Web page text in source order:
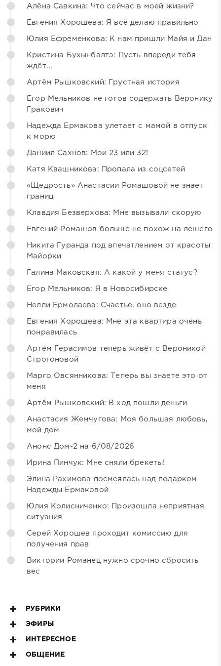
Алёна Савкина: Что сейчас в моей жизни?
Евгения Хорошева: Я всё делаю правильно
Юлия Ефременкова: К нам пришли Майя и Дан
Кристина Бухынбалтэ: Пусть впереди тебя
ждёт...
Артём Рышковский: Грустная история
Егор Мельников не готов содержать Веронику
Гракович
Надежда Ермакова улетает с мамой в отпуск
к морю
Даниил Сахнов: Мои 23 или 32!
Катя Квашникова: Пропала из соцсетей
«Щедрость» Анастасии Ромашовой не знает
границ
Клавдия Безверхова: Мне вызывали скорую
Евгений Ромашов больше не похож на лешего
Никита Гуранда под впечатлением от красоты
Майорки
Галина Маковская: А какой у меня статус?
Егор Мельников: Я в Новосибирске
Нелли Ермолаева: Счастье, оно везде
Евгения Хорошева: Мне эта квартира очень
понравилась
Артём Герасимов теперь живёт с Вероникой
Строгоновой
Марго Овсянникова: Теперь вы знаете это от
меня
Артём Рышковский: В ход пошли деньги
Анастасия Жемчугова: Моя большая любовь,
мой дом
Анонс Дом-2 на 6/08/2026
Ирина Пинчук: Мне сняли брекеты!
Элина Рахимова посмеялась над подарком
Надежды Ермаковой
Юлия Колисниченко: Произошла неприятная
ситуация
Серей Хорошев проходит комиссию для
получения прав
Виктории Романец нужно срочно сбросить
вес
РУБРИКИ
ЭФИРЫ
ИНТЕРЕСНОЕ
ОБЩЕНИЕ